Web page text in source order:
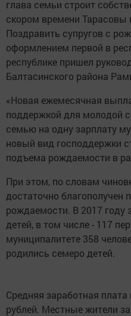
глава семьи строит
скором времени Тарасовы
Поздравить супругов с
оформлением первой в
республике пришел
Балтасинского района
«Новая ежемесячная
поддержкой для молодой
семью на одну зарплату
новый вид господдержки
подъема рождаемости в
При этом, по словам
достаточно благополучен
рождаемости. В 2017 году
детей, в том числе - 117
муниципалитете 358
родились семеро детей.
Средняя заработная
рублей. Местные жители